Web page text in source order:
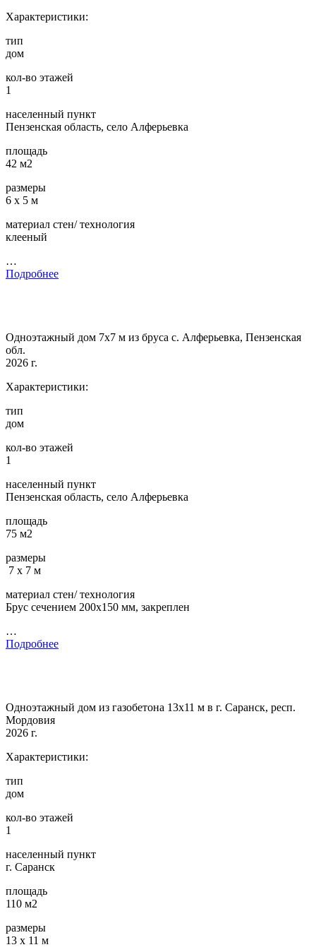
Характеристики:
тип
дом
кол-во этажей
1
населенный пункт
Пензенская область, село Алферьевка
площадь
42 м2
размеры
6 х 5 м
материал стен/ технология
клееный
…
Подробнее
Одноэтажный дом 7х7 м из бруса с. Алферьевка, Пензенская
обл.
2026 г.
Характеристики:
тип
дом
кол-во этажей
1
населенный пункт
Пензенская область, село Алферьевка
площадь
75 м2
размеры
7 х 7 м
материал стен/ технология
Брус сечением 200х150 мм, закреплен
…
Подробнее
Одноэтажный дом из газобетона 13х11 м в г. Саранск, респ.
Мордовия
2026 г.
Характеристики:
тип
дом
кол-во этажей
1
населенный пункт
г. Саранск
площадь
110 м2
размеры
13 х 11 м